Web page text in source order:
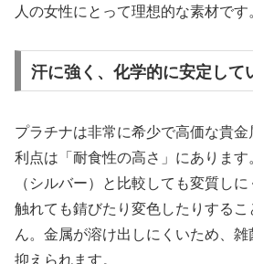
人の女性にとって理想的な素材です。
汗に強く、化学的に安定して
プラチナは非常に希少で高価な貴
利点は「耐食性の高さ」にありま
（シルバー）と比較しても変質し
触れても錆びたり変色したりする
ん。金属が溶け出しにくいため、
抑えられます。